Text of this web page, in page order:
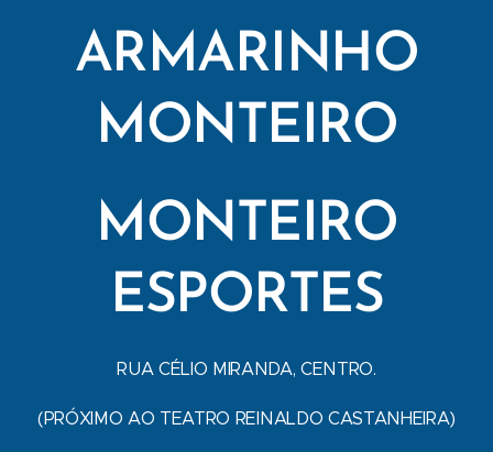
ARMARINHO
MONTEIRO
MONTEIRO
ESPORTES
RUA CÉLIO MIRANDA, CENTRO.
(PRÓXIMO AO TEATRO REINALDO CASTANHEIRA)